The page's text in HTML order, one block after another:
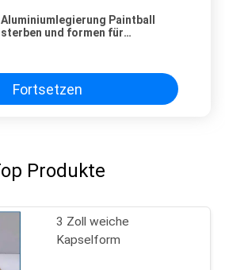
Aluminiumlegierung Paintball
sterben und formen für
Fortsetzen
Produkte
3 Zoll weiche
Kapselform